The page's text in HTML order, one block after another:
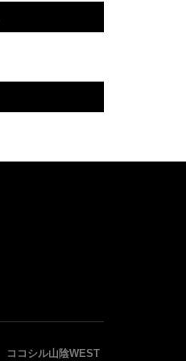
ココシル山陰WEST